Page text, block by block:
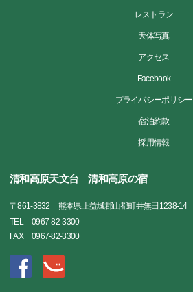
レストラン
天体写真
アクセス
Facebook
プライバシーポリシー
宿泊約款
採用情報
清和高原天文台 清和高原の宿
〒861-3832
熊本県上益城郡山都町井無田1238-14
TEL
0967-82-3300
FAX
0967-82-3300